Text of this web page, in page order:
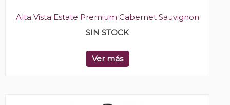
Alta Vista Estate Premium Cabernet Sauvignon
SIN STOCK
Ver más